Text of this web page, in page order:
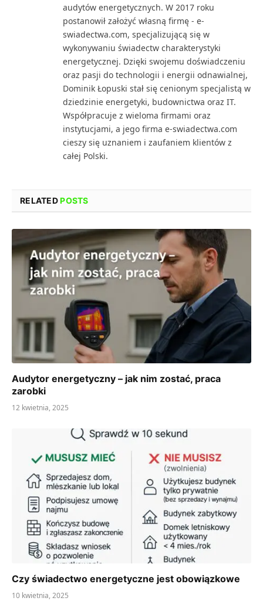
audytów energetycznych. W 2017 roku
postanowił założyć własną firmę - e-
swiadectwa.com, specjalizującą się w
wykonywaniu świadectw charakterystyki
energetycznej. Dzięki swojemu doświadczeniu
oraz pasji do technologii i energii odnawialnej,
Dominik Łopuski stał się cenionym specjalistą w
dziedzinie energetyki, budownictwa oraz IT.
Współpracuje z wieloma firmami oraz
instytucjami, a jego firma e-swiadectwa.com
cieszy się uznaniem i zaufaniem klientów z
całej Polski.
RELATEDPOSTS
Audytor energetyczny – jak nim zostać, praca
zarobki
12 kwietnia, 2025
Czy świadectwo energetyczne jest obowiązkowe
10 kwietnia, 2025